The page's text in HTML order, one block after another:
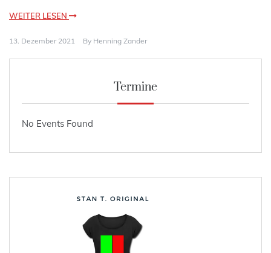
WEITER LESEN
13. Dezember 2021 By Henning Zander
Termine
No Events Found